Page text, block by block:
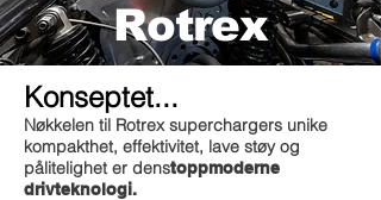
Rotrex
Konseptet...
Nøkkelen til Rotrex superchargers unike
kompakthet, effektivitet, lave støy og
pålitelighet er denstoppmoderne
drivteknologi.